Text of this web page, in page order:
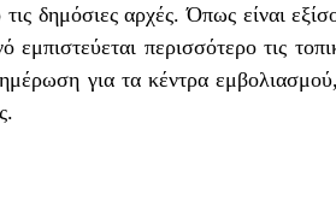
δημόσιες αρχές. Όπως είναι
περισσότερο τις
για τα κέντρα